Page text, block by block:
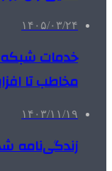
۱۴۰۵/۰۳/۲۴
مخاطب تا
۱۴۰۳/۱۱/۱۹
زندگی‌نامه